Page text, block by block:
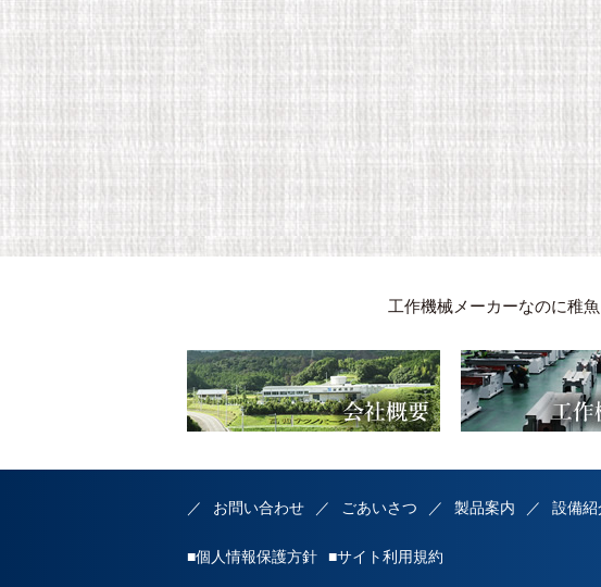
工作機械メーカーなのに稚
お問い合わせ ごあいさつ 製品案内 設備紹
■個人情報保護方針 ■サイト利用規約